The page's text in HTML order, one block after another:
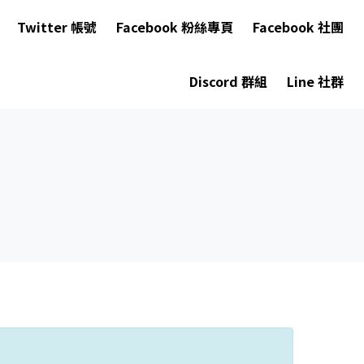
Twitter 帳號 Facebook 粉絲專頁 Facebook 社團
Discord 群組 Line 社群